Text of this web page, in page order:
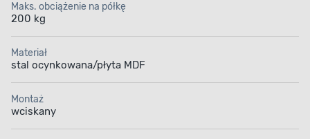
Maks. obciążenie na półkę
200 kg
Materiał
stal ocynkowana/płyta MDF
Montaż
wciskany